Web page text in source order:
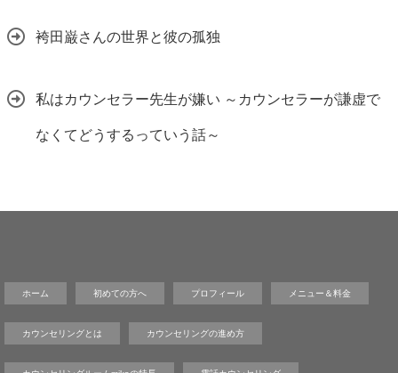
袴田巌さんの世界と彼の孤独
私はカウンセラー先生が嫌い ～カウンセラーが謙虚で
なくてどうするっていう話～
ホーム 初めての方へ プロフィール メニュー＆料金
カウンセリングとは カウンセリングの進め方